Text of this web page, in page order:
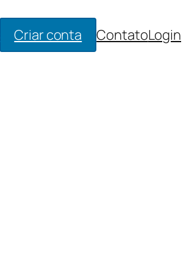
Criar conta ContatoLogin